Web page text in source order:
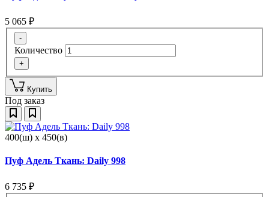
5 065 ₽
-
Количество
+
Купить
Под заказ
400(ш) x 450(в)
Пуф Адель Ткань: Daily 998
6 735 ₽